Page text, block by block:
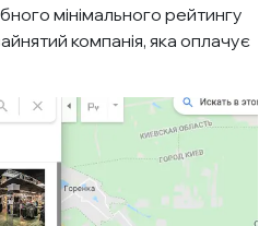
мінімального рейтингу
компанія, яка оплачує